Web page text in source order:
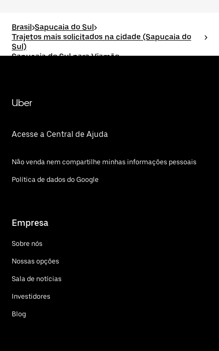
Brasil>Sapucaia do Sul>
Trajetos mais solicitados na cidade (Sapucaia do
Sul)
>
Sapucaia do Sul para Viamão
Uber
Acesse a Central de Ajuda
Não venda nem compartilhe minhas informações pessoais
Política de dados do Google
Empresa
Sobre nós
Nossas opções
Sala de notícias
Investidores
Blog